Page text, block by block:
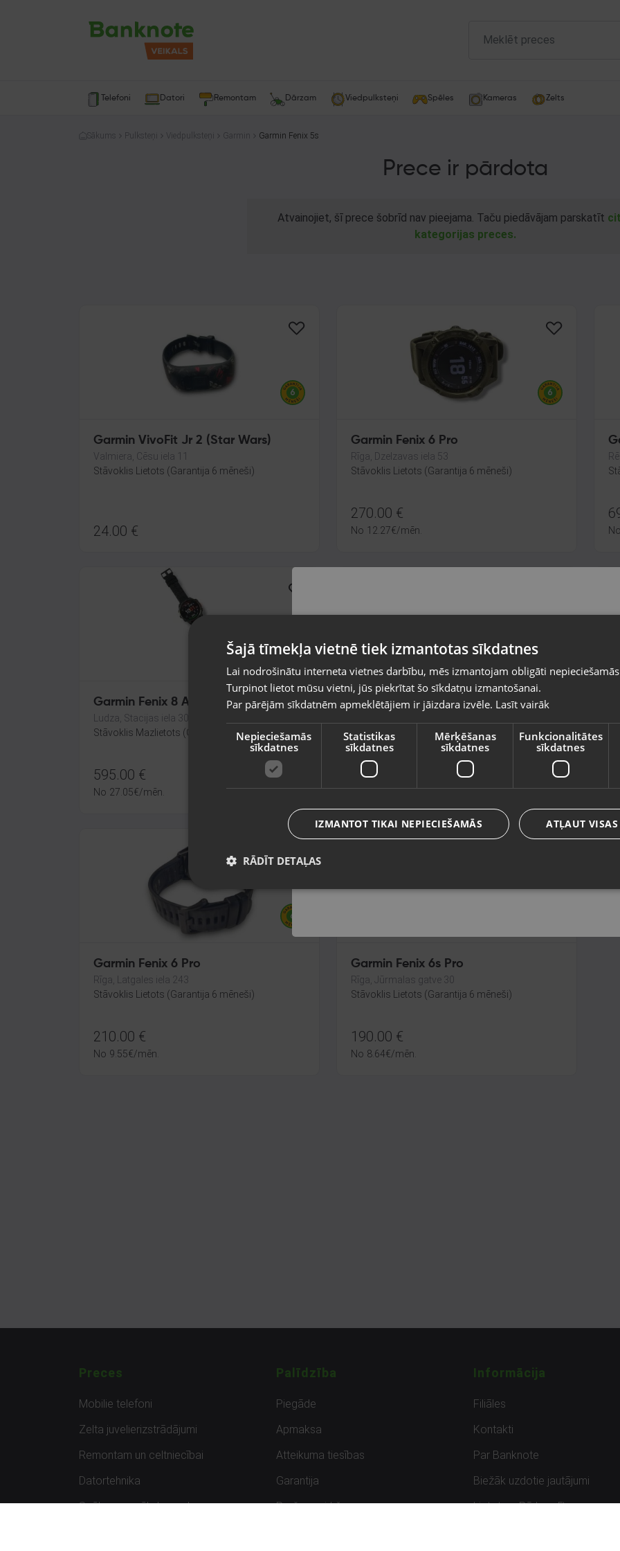
Telefoni Datori Remontam Dārzam Viedpulksteņi Spēles Kameras Zelts
Sākums Pulksteņi Viedpulksteņi Garmin Garmin Fenix 5s
Prece ir pārdota
Atvainojiet, šī prece šobrīd nav pieejama. Taču piedāvājam parskatīt
kategorijas preces.
Garmin VivoFit Jr 2 (Star Wars)
Valmiera, Cēsu iela 11
Stāvoklis Lietots (Garantija 6 mēneši)
24.00 €
Garmin Fenix 6 Pro
Rīga, Dzelzavas iela 53
Stāvoklis Lietots (Garantija 6 mēneši)
270.00 €
No 12.27€/mēn. No
Garmin Fenix 8 AMOLED 47 MM
Ludza, Stacijas iela 30
Stāvoklis Mazlietots (Garantija 12 mēneši)
595.00 €
No 27.05€/mēn.
Garmin Instinct 2x Solar
Stāvoklis Lietots (Garantija 6 mēneši)
180.00
No 8.18€/mēn.
Garmin Fenix 6 Pro
Rīga, Latgales iela 243
Stāvoklis Lietots (Garantija 6 mēneši)
210.00 €
No 9.55€/mēn.
Garmin Fenix 6s Pro
Rīga, Jūrmalas gatve 30
Stāvoklis Lietots (Garantija 6 mēneši)
190.00 €
No 8.64€/mēn.
Preces
Mobilie telefoni
Zelta juvelierizstrādājumi
Remontam un celtniecībai
Datortehnika
Spēles un spēļu konsoles
Palīdzība
Piegāde
Apmaksa
Atteikuma tiesības
Garantija
Preču uzpirkšana
Informācija
Filiāles
Kontakti
Par Banknote
Biežāk uzdotie jautājumi
Lietots – Pārbaudīts
valsti
Vietnes saturs būs attēlots izvēlētajā valodā
Valsts
Valoda
Latviešu / Latvian
Šajā tīmekļa vietnē tiek izmantotas sīkdatnes
Lai nodrošinātu interneta vietnes darbību, mēs izmantojam obligāti
Turpinot lietot mūsu vietni, jūs piekrītat šo sīkdatņu izmantošanai.
Par pārējām sīkdatnēm apmeklētājiem ir jāizdara izvēle. Lasīt vairāk
Nepieciešamās
sīkdatnes
Statistikas
sīkdatnes
Mērķēšanas
sīkdatnes
Funkcionalitātes
sīkdatnes
ATĻAUT
IZMANTOT TIKAI NEPIECIEŠAMĀS
RĀDĪT DETAĻAS